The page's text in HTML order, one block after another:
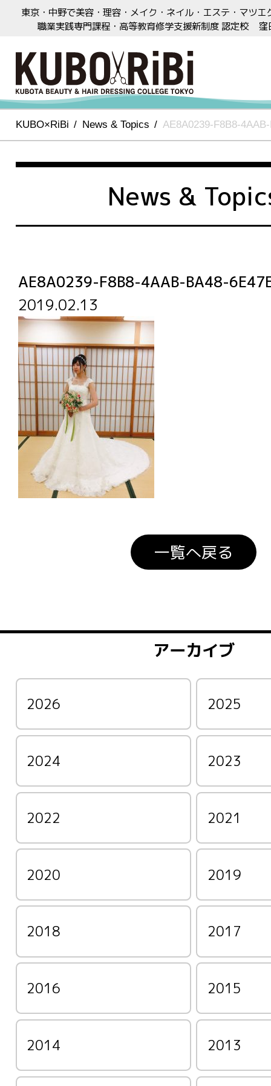
東京・中野で美容・理容・メイク・ネイル・エステ・マツエ
職業実践専門課程・高等教育修学支援新制度 認定校
窪
KUBO×RiBi News & Topics AE8A0239-F8B8-
News &
AE8A0239-F8B8-4AAB-BA48-
2019.02.13
一覧へ戻る
アーカイブ
2026 2025
2024 2023
2022 2021
2020 2019
2018 2017
2016 2015
2014 2013